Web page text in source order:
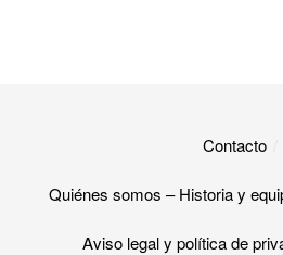
Contacto
Quiénes somos – Historia y
Aviso legal y política de